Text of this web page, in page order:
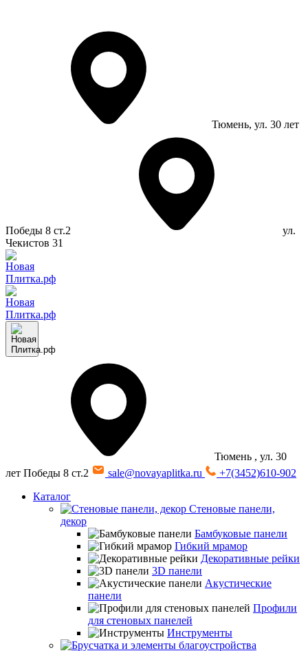
Тюмень, ул. 30 лет
Победы 8 ст.2
ул.
Чекистов 31
Тюмень , ул. 30
лет Победы 8 ст.2
sale@novayaplitka.ru
+7(3452)610-902
Каталог
Стеновые панели,
декор
Бамбуковые панели
Гибкий мрамор
Декоративные рейки
3D панели
Акустические
панели
Профили
для стеновых панелей
Инструменты